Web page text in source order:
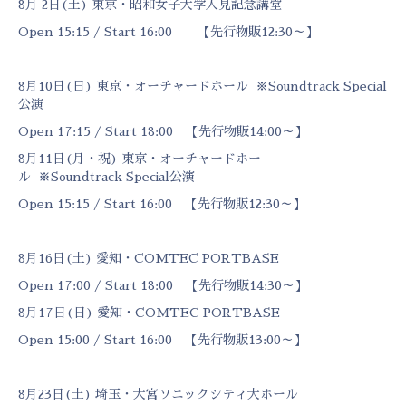
8月 2日(土) 東京・昭和女子大学人見記念講堂
Open 15:15 / Start 16:00 【先行物販12:30～】
8月10日(日) 東京・オーチャードホール
※Soundtrack Special
公演
Open 17:15 / Start 18:00 【先行物販14:00～】
8月11日(月・祝) 東京・オーチャードホー
ル
※Soundtrack Special公演
Open 15:15 / Start 16:00 【先行物販12:30～】
8月16日(土) 愛知・COMTEC PORTBASE
Open 17:00 / Start 18:00 【先行物販14:30～】
8月17日(日) 愛知・COMTEC PORTBASE
Open 15:00 / Start 16:00 【先行物販13:00～】
8月23日(土) 埼玉・大宮ソニックシティ大ホール